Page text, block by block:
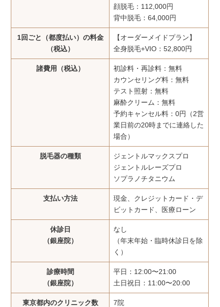
顔脱毛：112,000円
背中脱毛：64,000円
1回ごと（都度払い）の料金
（税込）
【オーダーメイドプラン】
全身脱毛+VIO：52,800円
諸費用（税込）
初診料・再診料：無料
カウンセリング料：無料
テスト照射：無料
麻酔クリーム：無料
予約キャンセル料：0円（2営
業日前の20時までに連絡した
場合）
脱毛器の種類
ジェントルマックスプロ
ジェントルレーズプロ
ソプラノチタニウム
支払い方法
現金、クレジットカード・デ
ビットカード、医療ローン
休診日
（銀座院）
なし
（年末年始・臨時休診日を除
く）
診療時間
（銀座院）
平日：12:00〜21:00
土日祝日：11:00〜20:00
東京都内のクリニック数
7院